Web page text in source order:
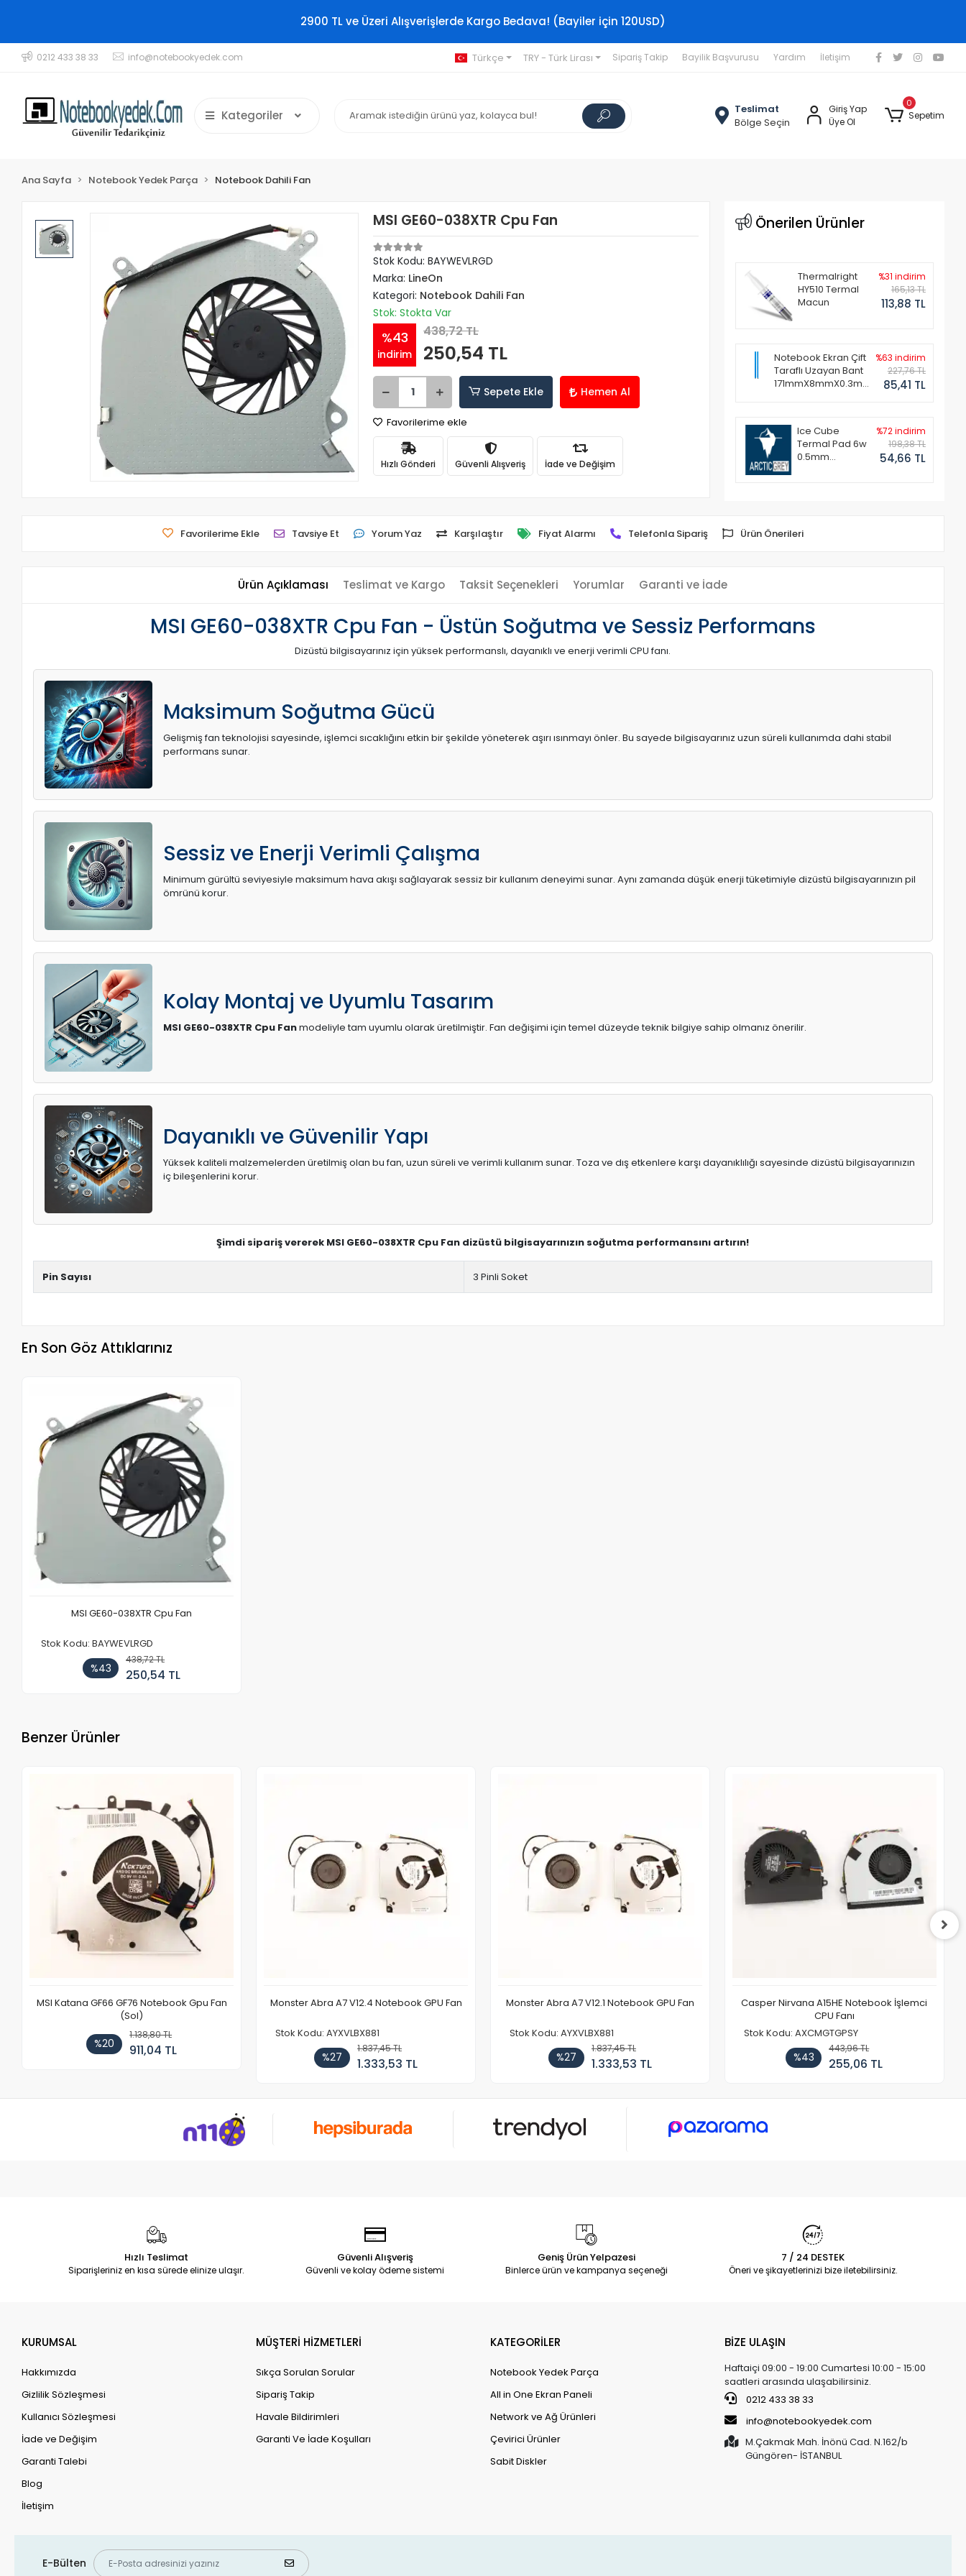
2900 TL ve Üzeri Alışverişlerde Kargo Bedava! (Bayiler için 120USD)
0212 433 38 33 info@notebookyedek.com Türkçe TRY - Türk Lirası Sipariş Takip Bayilik Başvurusu Yardım İletişim
Kategoriler
Teslimat
Bölge Seçin
Giriş Yap
Üye Ol
0
Sepetim
Ana Sayfa Notebook Yedek Parça Notebook Dahili Fan
MSI GE60-038XTR Cpu Fan
Stok Kodu: BAYWEVLRGD
Marka: LineOn
Kategori: Notebook Dahili Fan
Stok: Stokta Var
%43
indirim
438,72 TL
250,54 TL
Sepete Ekle Hemen Al
Favorilerime ekle
Hızlı Gönderi Güvenli Alışveriş İade ve Değişim
Önerilen Ürünler
Thermalright
HY510 Termal
Macun
%31 indirim
165,13 TL
113,88 TL
Notebook Ekran Çift
Taraflı Uzayan Bant
171mmX8mmX0.3mm
%63 indirim
227,76 TL
85,41 TL
Ice Cube
Termal Pad 6w
0.5mm
%72 indirim
198,38 TL
54,66 TL
Favorilerime Ekle Tavsiye Et Yorum Yaz Karşılaştır Fiyat Alarmı Telefonla Sipariş Ürün Önerileri
Ürün Açıklaması Teslimat ve Kargo Taksit Seçenekleri Yorumlar Garanti ve İade
MSI GE60-038XTR Cpu Fan - Üstün Soğutma ve Sessiz Performans
Dizüstü bilgisayarınız için yüksek performanslı, dayanıklı ve enerji verimli CPU fanı.
Maksimum Soğutma Gücü
Gelişmiş fan teknolojisi sayesinde, işlemci sıcaklığını etkin bir şekilde yöneterek aşırı ısınmayı önler. Bu sayede bilgisayarınız uzun süreli kullanımda dahi stabil
performans sunar.
Sessiz ve Enerji Verimli Çalışma
Minimum gürültü seviyesiyle maksimum hava akışı sağlayarak sessiz bir kullanım deneyimi sunar. Aynı zamanda düşük enerji tüketimiyle dizüstü bilgisayarınızın pil
ömrünü korur.
Kolay Montaj ve Uyumlu Tasarım
MSI GE60-038XTR Cpu Fanmodeliyle tam uyumlu olarak üretilmiştir. Fan değişimi için temel düzeyde teknik bilgiye sahip olmanız önerilir.
Dayanıklı ve Güvenilir Yapı
Yüksek kaliteli malzemelerden üretilmiş olan bu fan, uzun süreli ve verimli kullanım sunar. Toza ve dış etkenlere karşı dayanıklılığı sayesinde dizüstü bilgisayarınızın
iç bileşenlerini korur.
Şimdi sipariş vererek MSI GE60-038XTR Cpu Fan dizüstü bilgisayarınızın soğutma performansını artırın!
Pin Sayısı 3 Pinli Soket
En Son Göz Attıklarınız
MSI GE60-038XTR Cpu Fan
Stok Kodu: BAYWEVLRGD
%43
438,72 TL
250,54 TL
Benzer Ürünler
MSI Katana GF66 GF76 Notebook Gpu Fan
(Sol)
%20
1.138,80 TL
911,04 TL
Monster Abra A7 V12.4 Notebook GPU Fan
Stok Kodu: AYXVLBX881
%27
1.837,45 TL
1.333,53 TL
Monster Abra A7 V12.1 Notebook GPU Fan
Stok Kodu: AYXVLBX881
%27
1.837,45 TL
1.333,53 TL
Casper Nirvana A15HE Notebook İşlemci
CPU Fanı
Stok Kodu: AXCMGTGPSY
%43
443,96 TL
255,06 TL
Hızlı Teslimat
Siparişleriniz en kısa sürede elinize ulaşır.
Güvenli Alışveriş
Güvenli ve kolay ödeme sistemi
Geniş Ürün Yelpazesi
Binlerce ürün ve kampanya seçeneği
7 / 24 DESTEK
Öneri ve şikayetlerinizi bize iletebilirsiniz.
KURUMSAL
Hakkımızda
Gizlilik Sözleşmesi
Kullanıcı Sözleşmesi
İade ve Değişim
Garanti Talebi
Blog
İletişim
MÜŞTERİ HİZMETLERİ
Sıkça Sorulan Sorular
Sipariş Takip
Havale Bildirimleri
Garanti Ve İade Koşulları
KATEGORİLER
Notebook Yedek Parça
All in One Ekran Paneli
Network ve Ağ Ürünleri
Çevirici Ürünler
Sabit Diskler
BİZE ULAŞIN
Haftaiçi 09:00 - 19:00 Cumartesi 10:00 - 15:00
saatleri arasında ulaşabilirsiniz.
0212 433 38 33
info@notebookyedek.com
M.Çakmak Mah. İnönü Cad. N.162/b
Güngören- İSTANBUL
E-Bülten